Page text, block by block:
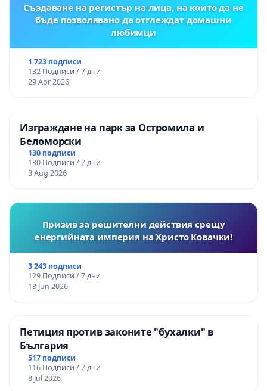
Създаване на регистър на лица, на които да не
бъде позволявано да отглеждат домашни
любимци
1 723 подписи
132 Подписи / 7 дни
29 Apr 2026
Изграждане на парк за Остромила и
Беломорски
130 подписи
130 Подписи / 7 дни
3 Aug 2026
Призив за решителни действия срещу
енергийната империя на Христо Ковачки!
3 243 подписи
129 Подписи / 7 дни
18 Jun 2026
Петиция против законите "бухалки" в
България
517 подписи
116 Подписи / 7 дни
8 Jul 2026